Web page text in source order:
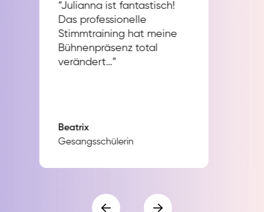
“Julianna ist fantastisch!
Das professionelle
Stimmtraining hat meine
Bühnenpräsenz total
verändert…”
Beatrix
Gesangsschülerin